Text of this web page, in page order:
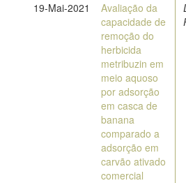
19-Mai-2021
Avaliação da
capacidade de
remoção do
herbicida
metribuzin em
meio aquoso
por adsorção
em casca de
banana
comparado a
adsorção em
carvão ativado
comercial